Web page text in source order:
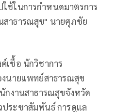
ช้ในการกำหนดมาตรการ
าธารณสุข" นายศุภชัย
เชื้อ นักวิชาการ
นายแพทย์สาธารณสุข
กงานสาธารณสุขจังหวัด
ประชาสัมพันธ์ การดูแล